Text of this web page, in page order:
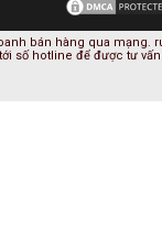
bán hàng qua
số hotline để được tư